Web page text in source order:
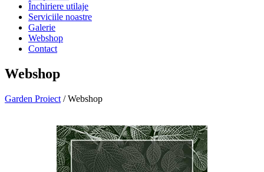
Închiriere utilaje
Serviciile noastre
Galerie
Webshop
Contact
Webshop
Garden Proiect / Webshop